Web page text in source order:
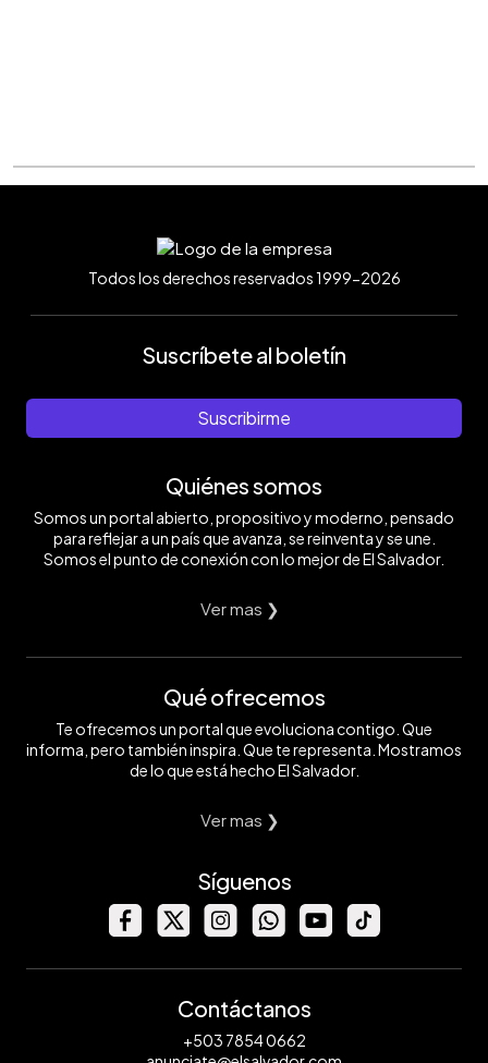
Todos los derechos reservados 1999-2026
Suscríbete al boletín
Suscribirme
Quiénes somos
Somos un portal abierto, propositivo y moderno, pensado
para reflejar a un país que avanza, se reinventa y se une.
Somos el punto de conexión con lo mejor de El Salvador.
Ver mas ❯
Qué ofrecemos
Te ofrecemos un portal que evoluciona contigo. Que
informa, pero también inspira. Que te representa. Mostramos
de lo que está hecho El Salvador.
Ver mas ❯
Síguenos
Contáctanos
+503 7854 0662